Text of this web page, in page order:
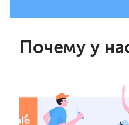
Почему у